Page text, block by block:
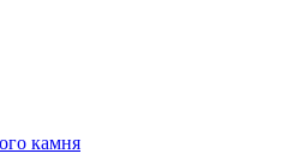
камня